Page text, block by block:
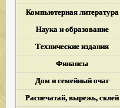
Компьютерная литература
Наука и образование
Технические издания
Финансы
Дом и семейный очаг
Распечатай, вырежь, склей